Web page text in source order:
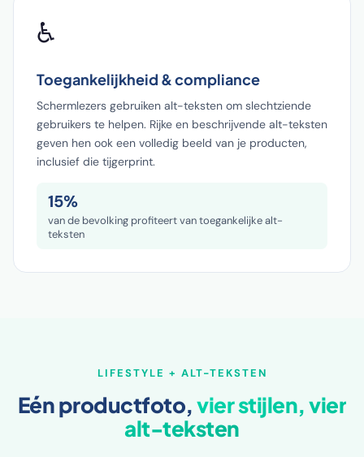
♿
Toegankelijkheid & compliance
Schermlezers gebruiken alt-teksten om slechtziende
gebruikers te helpen. Rijke en beschrijvende alt-teksten
geven hen ook een volledig beeld van je producten,
inclusief die tijgerprint.
15%
van de bevolking profiteert van toegankelijke alt-
teksten
LIFESTYLE + ALT-TEKSTEN
Eén productfoto,vier stijlen, vier
alt-teksten